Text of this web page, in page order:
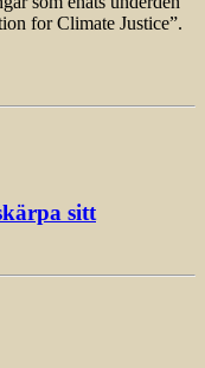
for Climate Justice”.
sitt